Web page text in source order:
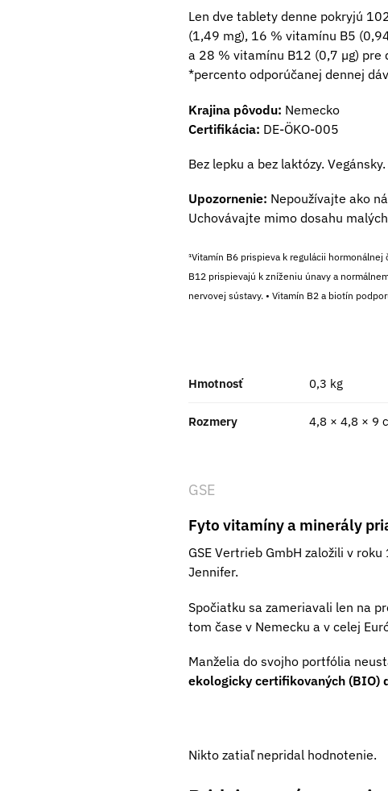
Len dve tablety denne pokryjú
(1,49 mg), 16 % vitamínu B5
a 28 % vitamínu B12 (0,7 µg) pre
*percento odporúčanej dennej
Krajina pôvodu: Nemecko
Certifikácia: DE-ÖKO-005
Bez lepku a bez laktózy. Vegánsky.
Upozornenie: Nepoužívajte ako
Uchovávajte mimo dosahu
¹Vitamín B6 prispieva k regulácii
B12 prispievajú k zníženiu únavy a
nervovej sústavy. • Vitamín B2 a biotín
Hmotnosť 0,3 kg
Rozmery 4,8 × 4,8 × 9
GSE
Fyto vitamíny a minerály
GSE Vertrieb GmbH založili v
Jennifer.
Spočiatku sa zameriavali len na
tom čase v Nemecku a v celej
Manželia do svojho portfólia
ekologicky certifikovaných (BIO)
Nikto zatiaľ nepridal hodnotenie.